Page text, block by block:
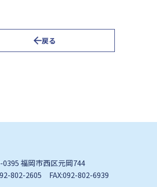
戻る
0395 福岡市西区元岡744
802-2605 FAX:092-802-6939